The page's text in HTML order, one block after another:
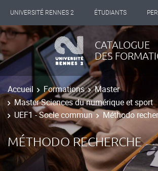
UNIVERSITÉ RENNES 2 ÉTUDIANTS
INTERNATIONAL PROFESSIONNELS
LES NOUVELLES DE RENNES 2
CATALOGUE
DES
Accueil Formations
Master
Master Sciences du numérique et sport
UEF1 - Socle commun
Méthodo
MÉTHODO RECHERCHE